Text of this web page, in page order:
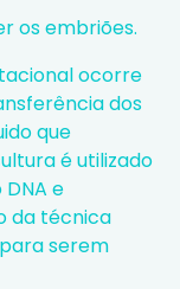
os embriões.
ocorre
dos
que
é utilizado
e
da técnica
serem